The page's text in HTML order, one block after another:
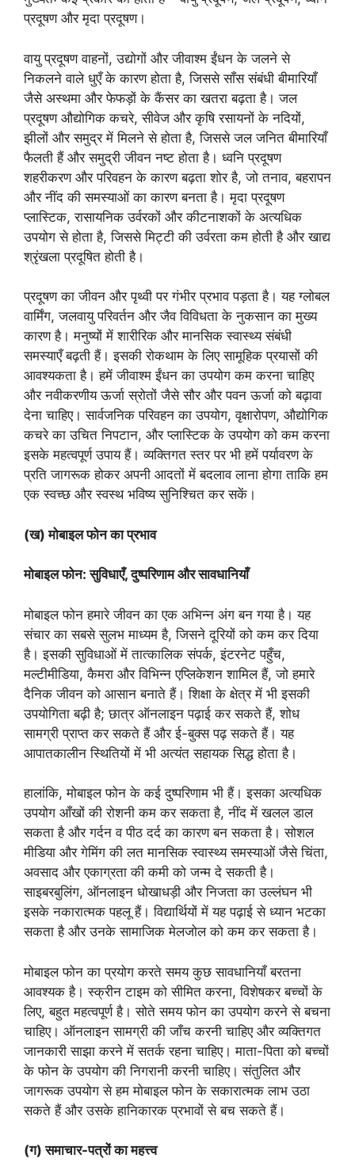
प्रदूषण और मृदा प्रदूषण।
वायु प्रदूषण वाहनों, उद्योगों और जीवाश्म ईंधन के जलने से
निकलने वाले धुएँ के कारण होता है, जिससे साँस संबंधी बीमारियाँ
जैसे अस्थमा और फेफड़ों के कैंसर का खतरा बढ़ता है। जल
प्रदूषण औद्योगिक कचरे, सीवेज और कृषि रसायनों के नदियों,
झीलों और समुद्र में मिलने से होता है, जिससे जल जनित बीमारियाँ
फैलती हैं और समुद्री जीवन नष्ट होता है। ध्वनि प्रदूषण
शहरीकरण और परिवहन के कारण बढ़ता शोर है, जो तनाव, बहरापन
और नींद की समस्याओं का कारण बनता है। मृदा प्रदूषण
प्लास्टिक, रासायनिक उर्वरकों और कीटनाशकों के अत्यधिक
उपयोग से होता है, जिससे मिट्टी की उर्वरता कम होती है और खाद्य
श्रृंखला प्रदूषित होती है।
प्रदूषण का जीवन और पृथ्वी पर गंभीर प्रभाव पड़ता है। यह ग्लोबल
वार्मिंग, जलवायु परिवर्तन और जैव विविधता के नुकसान का मुख्य
कारण है। मनुष्यों में शारीरिक और मानसिक स्वास्थ्य संबंधी
समस्याएँ बढ़ती हैं। इसकी रोकथाम के लिए सामूहिक प्रयासों की
आवश्यकता है। हमें जीवाश्म ईंधन का उपयोग कम करना चाहिए
और नवीकरणीय ऊर्जा स्रोतों जैसे सौर और पवन ऊर्जा को बढ़ावा
देना चाहिए। सार्वजनिक परिवहन का उपयोग, वृक्षारोपण, औद्योगिक
कचरे का उचित निपटान, और प्लास्टिक के उपयोग को कम करना
इसके महत्वपूर्ण उपाय हैं। व्यक्तिगत स्तर पर भी हमें पर्यावरण के
प्रति जागरूक होकर अपनी आदतों में बदलाव लाना होगा ताकि हम
एक स्वच्छ और स्वस्थ भविष्य सुनिश्चित कर सकें।
(ख) मोबाइल फोन का प्रभाव
मोबाइल फोन: सुविधाएँ, दुष्परिणाम और सावधानियाँ
मोबाइल फोन हमारे जीवन का एक अभिन्न अंग बन गया है। यह
संचार का सबसे सुलभ माध्यम है, जिसने दूरियों को कम कर दिया
है। इसकी सुविधाओं में तात्कालिक संपर्क, इंटरनेट पहुँच,
मल्टीमीडिया, कैमरा और विभिन्न एप्लिकेशन शामिल हैं, जो हमारे
दैनिक जीवन को आसान बनाते हैं। शिक्षा के क्षेत्र में भी इसकी
उपयोगिता बढ़ी है; छात्र ऑनलाइन पढ़ाई कर सकते हैं, शोध
सामग्री प्राप्त कर सकते हैं और ई-बुक्स पढ़ सकते हैं। यह
आपातकालीन स्थितियों में भी अत्यंत सहायक सिद्ध होता है।
हालांकि, मोबाइल फोन के कई दुष्परिणाम भी हैं। इसका अत्यधिक
उपयोग आँखों की रोशनी कम कर सकता है, नींद में खलल डाल
सकता है और गर्दन व पीठ दर्द का कारण बन सकता है। सोशल
मीडिया और गेमिंग की लत मानसिक स्वास्थ्य समस्याओं जैसे चिंता,
अवसाद और एकाग्रता की कमी को जन्म दे सकती है।
साइबरबुलिंग, ऑनलाइन धोखाधड़ी और निजता का उल्लंघन भी
इसके नकारात्मक पहलू हैं। विद्यार्थियों में यह पढ़ाई से ध्यान भटका
सकता है और उनके सामाजिक मेलजोल को कम कर सकता है।
मोबाइल फोन का प्रयोग करते समय कुछ सावधानियाँ बरतना
आवश्यक है। स्क्रीन टाइम को सीमित करना, विशेषकर बच्चों के
लिए, बहुत महत्वपूर्ण है। सोते समय फोन का उपयोग करने से बचना
चाहिए। ऑनलाइन सामग्री की जाँच करनी चाहिए और व्यक्तिगत
जानकारी साझा करने में सतर्क रहना चाहिए। माता-पिता को बच्चों
के फोन के उपयोग की निगरानी करनी चाहिए। संतुलित और
जागरूक उपयोग से हम मोबाइल फोन के सकारात्मक लाभ उठा
सकते हैं और उसके हानिकारक प्रभावों से बच सकते हैं।
(ग) समाचार-पत्रों का महत्त्व